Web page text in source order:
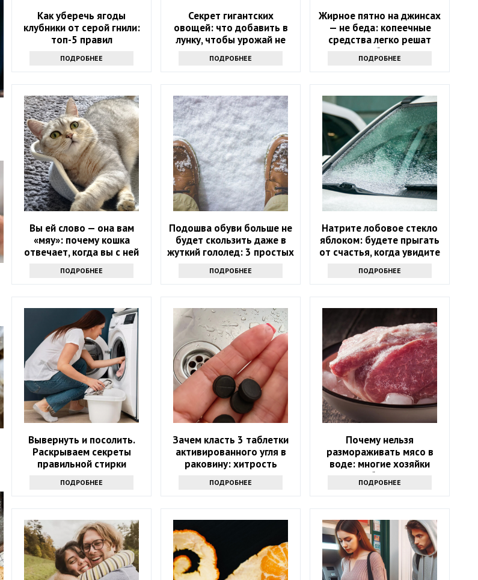
Как уберечь ягоды
клубники от серой гнили:
топ-5 правил
ПОДРОБНЕЕ
Секрет гигантских
овощей: что добавить в
лунку, чтобы урожай не
ПОДРОБНЕЕ
Жирное пятно на джинсах
— не беда: копеечные
средства легко решат
проблему
ПОДРОБНЕЕ
Вы ей слово — она вам
«мяу»: почему кошка
отвечает, когда вы с ней
ПОДРОБНЕЕ
Подошва обуви больше не
будет скользить даже в
жуткий гололед: 3 простых
ПОДРОБНЕЕ
Натрите лобовое стекло
яблоком: будете прыгать
от счастья, когда увидите
ПОДРОБНЕЕ
Вывернуть и посолить.
Раскрываем секреты
правильной стирки
ПОДРОБНЕЕ
Зачем класть 3 таблетки
активированного угля в
раковину: хитрость
ПОДРОБНЕЕ
Почему нельзя
размораживать мясо в
воде: многие хозяйки
впервые об этом слышат
ПОДРОБНЕЕ